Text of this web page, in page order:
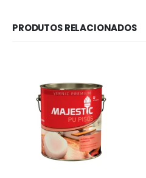
PRODUTOS RELACIONADOS